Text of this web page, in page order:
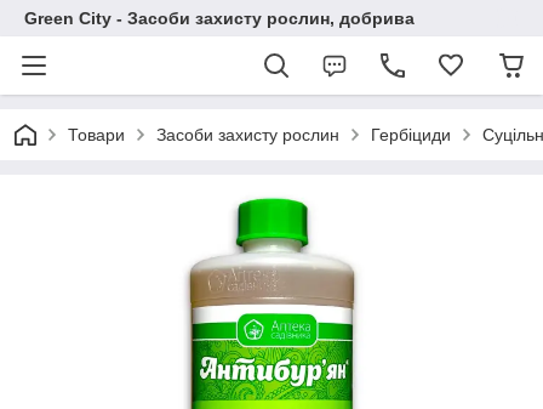
Green City - Засоби захисту рослин, добрива
Товари Засоби захисту рослин Гербіциди